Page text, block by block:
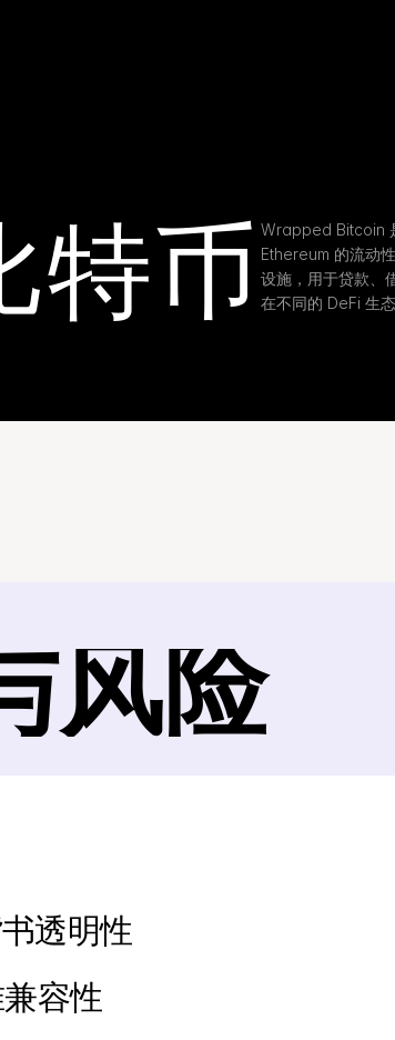
特币
Wrapped Bitcoin
Ethereum 的流动
设施，用于贷款、
在不同的 DeFi 生
风险
透明性
容性